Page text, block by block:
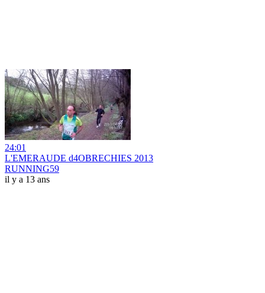
24:01
L'EMERAUDE d4OBRECHIES 2013
RUNNING59
il y a 13 ans